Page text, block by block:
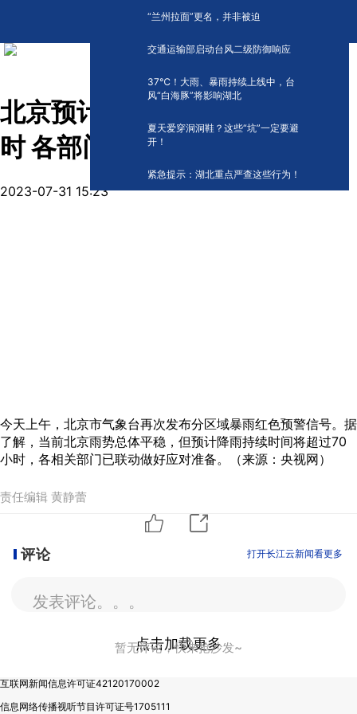
“兰州拉面”更名，并非被迫
交通运输部启动台风二级防御响应
​37℃！大雨、暴雨持续上线中，台
风“白海豚”将影响湖北
夏天爱穿洞洞鞋？这些“坑”一定要避
开！
紧急提示：湖北重点严查这些行为！
北京预计降雨持续时间超70小
时 各部门联动做好应对准备
2023-07-31 15:23
今天上午，北京市气象台再次发布分区域暴雨红色预警信号。据
了解，当前北京雨势总体平稳，但预计降雨持续时间将超过70
小时，各相关部门已联动做好应对准备。（来源：央视网）
责任编辑 黄静蕾
评论 打开长江云新闻看更多
发表评论。。。
暂无评论，快来抢沙发~
点击加载更多
互联网新闻信息许可证42120170002
信息网络传播视听节目许可证号1705111